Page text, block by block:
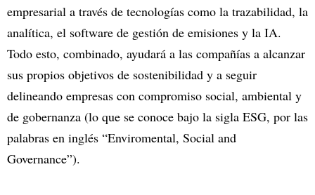
empresarial a través de tecnologías como la trazabilidad, la
analítica, el software de gestión de emisiones y la IA.
Todo esto, combinado, ayudará a las compañías a alcanzar
sus propios objetivos de sostenibilidad y a seguir
delineando empresas con compromiso social, ambiental y
de gobernanza (lo que se conoce bajo la sigla ESG, por las
palabras en inglés “Enviromental, Social and
Governance”).